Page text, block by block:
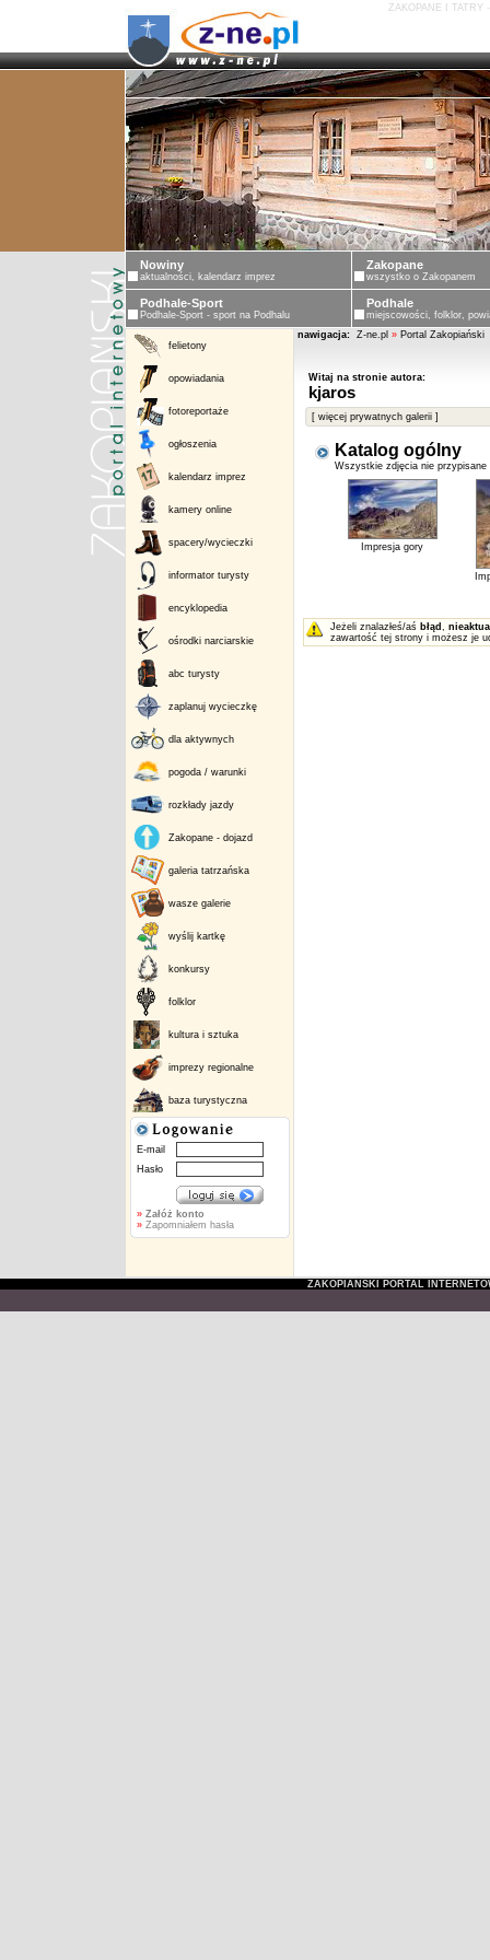
ZAKOPANE I TATRY
Nowiny
aktualności, kalendarz imprez
Zakopane
wszystko o Zakopanem
Podhale-Sport
Podhale-Sport - sport na Podhalu
Podhale
miejscowości, folklor,
felietony
opowiadania
fotoreportaże
ogłoszenia
kalendarz imprez
kamery online
spacery/wycieczki
informator turysty
encyklopedia
ośrodki narciarskie
abc turysty
zaplanuj wycieczkę
dla aktywnych
pogoda / warunki
rozkłady jazdy
Zakopane - dojazd
galeria tatrzańska
wasze galerie
wyślij kartkę
konkursy
folklor
kultura i sztuka
imprezy regionalne
baza turystyczna
E-mail
Hasło
» Załóż konto
»Zapomniałem hasła
nawigacja: Z-ne.pl » Portal Zakopiański
Witaj na stronie autora:
kjaros
[ więcej prywatnych galerii ]
Katalog ogólny
Wszystkie zdjęcia nie
Impresja gory
Jeżeli znalazłeś/aś błąd ,
zawartość tej strony i możesz je
ZAKOPIAŃSKI PORTAL